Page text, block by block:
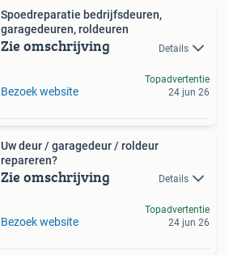
Spoedreparatie bedrijfsdeuren,
garagedeuren, roldeuren
Zie omschrijving Details
Bezoek website
Topadvertentie
24 jun 26
Uw deur / garagedeur / roldeur
repareren?
Zie omschrijving Details
Bezoek website
Topadvertentie
24 jun 26